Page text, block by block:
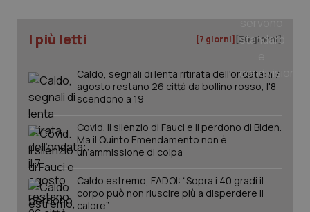
I più letti [7 giorni] [30 giorni]
Caldo, segnali di lenta ritirata dell'ondata: il 7
agosto restano 26 città da bollino rosso, l'8
scendono a 19
Covid. Il silenzio di Fauci e il perdono di Biden.
Ma il Quinto Emendamento non è
un’ammissione di colpa
Caldo estremo, FADOI: “Sopra i 40 gradi il
corpo può non riuscire più a disperdere il
calore”
www.quotidianosanita.it